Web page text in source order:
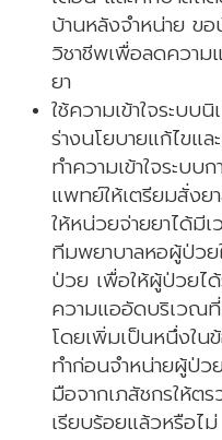
บ้านหลังจำหน่าย ข
วิชาชีพเพื่อลดความ
ยา
ใช้ความเข้าใจระบ
ร่างนโยบายแก้ไขแ
ทำความเข้าใจระบ
แพทย์ให้เตรียมสั่งย
ให้หน่วยจ่ายยาได้มี
ทีมพยาบาลหอผู้ป่วย
ป่วย เพื่อให้ผู้ป่วยไ
ความแออัดบริเวณ
โดยเพิ่มเป็นหนึ่งใ
ทำก่อนจำหน่ายผู้ป่
มือจากเภสัชกรให้ต
เรียบร้อยแล้วหรือไม่